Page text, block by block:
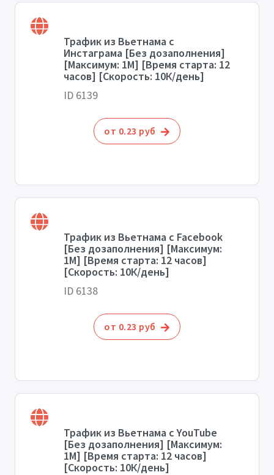
Трафик из Вьетнама с
Инстаграма [Без дозаполнения]
[Максимум: 1М] [Время старта: 12
часов] [Скорость: 10К/день]
ID 6139
от 0.23 руб
Трафик из Вьетнама с Facebook
[Без дозаполнения] [Максимум:
1М] [Время старта: 12 часов]
[Скорость: 10К/день]
ID 6138
от 0.23 руб
Трафик из Вьетнама с YouTube
[Без дозаполнения] [Максимум:
1М] [Время старта: 12 часов]
[Скорость: 10К/день]